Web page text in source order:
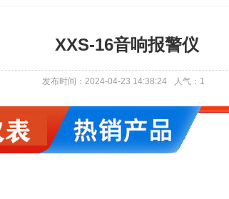
XXS-16音响报警仪
发布时间：2024-04-23 14:38:24 人气： 1